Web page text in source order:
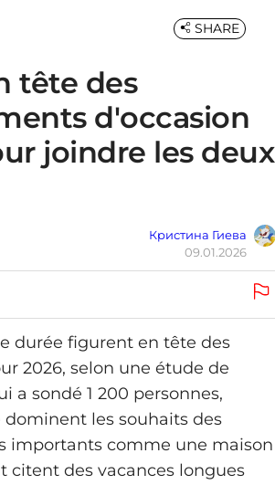
tête des
d'occasion
joindre les deux
Кристина Гиева
09.01.2026
SHARE
durée figurent en tête des
2026, selon une étude de
a sondé 1 200 personnes,
les souhaits des
importants comme une maison
citent des vacances longues